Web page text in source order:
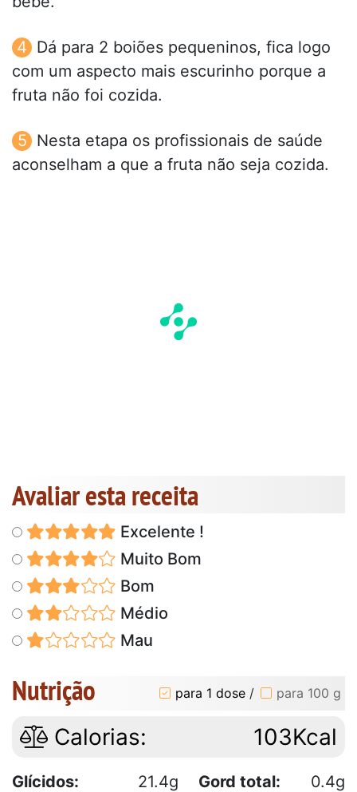
Dá para 2 boiões pequeninos, fica logo
com um aspecto mais escurinho porque a
fruta não foi cozida.
Nesta etapa os profissionais de saúde
aconselham a que a fruta não seja cozida.
Avaliar esta receita
Excelente !
Muito Bom
Bom
Médio
Mau
Nutrição para 1 dose / para 100 g
Calorias: 103Kcal
Glícidos: 21.4g Gord total:
0.4g